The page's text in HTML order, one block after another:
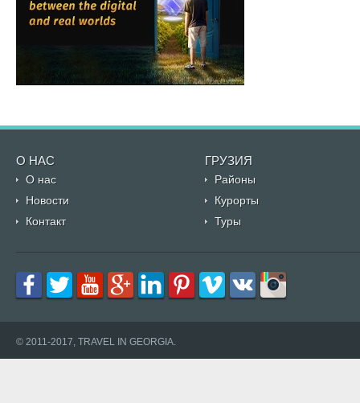
О НАС ГРУЗИЯ
О нас
Районы
Новости
Курорты
Контакт
Туры
© 2011-2017, TRAVEL IN GEORGIA.